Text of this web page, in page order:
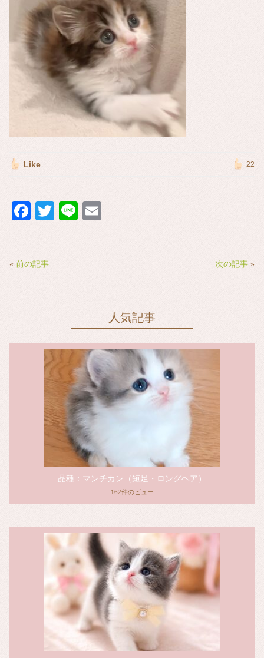
Like 22
Fa
ce
ok
T
wi
Li
ne m
« 前の記事 次の記事 »
人気記事
品種：マンチカン（短足・ロングヘア）
162件のビュー